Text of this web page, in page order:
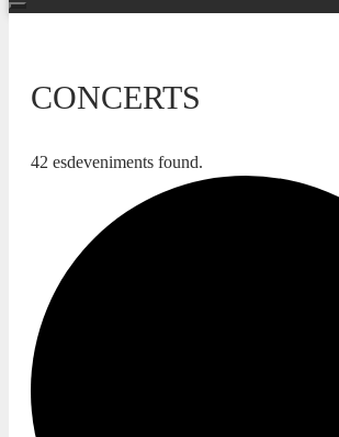
CONCERTS
42 esdeveniments found.